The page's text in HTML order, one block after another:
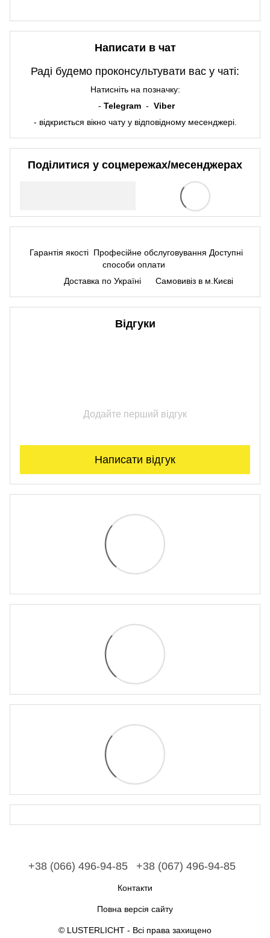
Написати в чат
Раді будемо проконсультувати вас у чаті:
Натисніть на позначку:
- Telegram - Viber
- відкриється вікно чату у відповідному месенджері.
Поділитися у соцмережах/месенджерах
Гарантія якості Професійне обслуговування Доступні
способи оплати
Доставка по Україні
Самовивіз в м.Києві
Відгуки
Додайте перший відгук
Написати відгук
+38 (066) 496-94-85 +38 (067) 496-94-85
Контакти
Повна версія сайту
© LUSTERLICHT - Всі права захищено